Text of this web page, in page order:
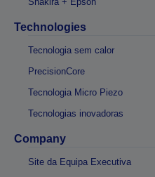
Technologies
Tecnologia sem calor
PrecisionCore
Tecnologia Micro Piezo
Tecnologias inovadoras
Company
Site da Equipa Executiva